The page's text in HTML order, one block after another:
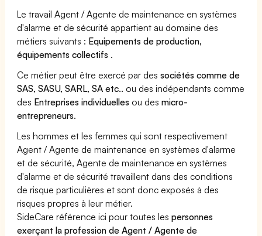
Le travail Agent / Agente de maintenance en systèmes
d'alarme et de sécurité appartient au domaine des
métiers suivants : Equipements de production,
équipements collectifs .
Ce métier peut être exercé par dessociétés comme de
SAS, SASU, SARL, SA etc.. ou des indépendants comme
des Entreprises individuelles ou desmicro-
entrepreneurs.
Les hommes et les femmes qui sont respectivement
Agent / Agente de maintenance en systèmes d'alarme
et de sécurité, Agente de maintenance en systèmes
d'alarme et de sécurité travaillent dans des conditions
de risque particulières et sont donc exposés à des
risques propres à leur métier.
SideCare référence ici pour toutes lespersonnes
exerçant la profession de Agent / Agente de